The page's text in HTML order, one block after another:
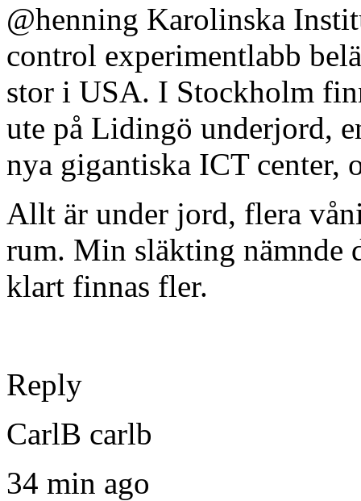
@henning Karolinska
control experimentlabb
stor i USA. I Stockholm
ute på Lidingö underjord,
nya gigantiska ICT center,
Allt är under jord, flera
rum. Min släkting nämnde
klart finnas fler.
Reply
CarlB carlb
34 min ago